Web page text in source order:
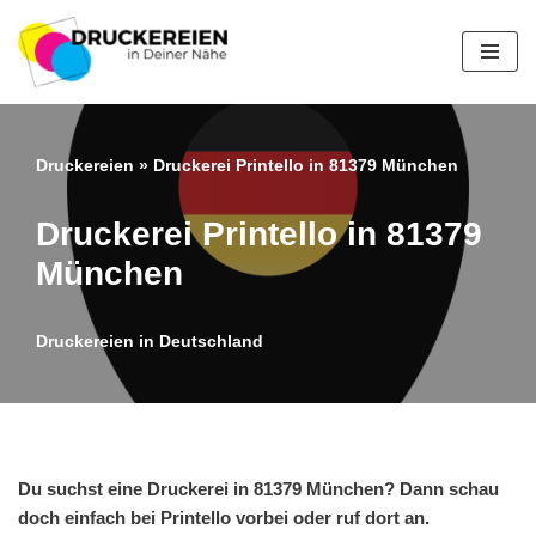
Zum
Inhalt
springen
Druckereien » Druckerei Printello in 81379 München
Druckerei Printello in 81379
München
Druckereien in Deutschland
Du suchst eine Druckerei in 81379 München? Dann schau
doch einfach bei Printello vorbei oder ruf dort an.